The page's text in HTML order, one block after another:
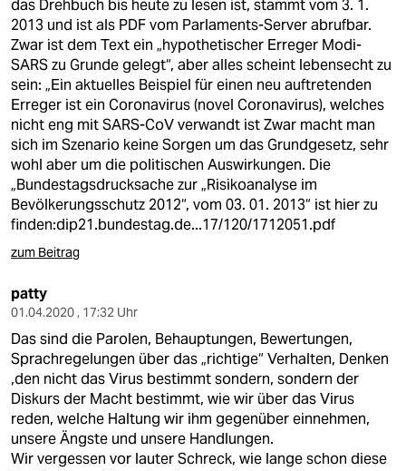
das Drehbuch bis heute zu lesen ist, stammt vom 3. 1.
2013 und ist als PDF vom Parlaments-Server abrufbar.
Zwar ist dem Text ein „hypothetischer Erreger Modi-
SARS zu Grunde gelegt“, aber alles scheint lebensecht zu
sein: „Ein aktuelles Beispiel für einen neu auftretenden
Erreger ist ein Coronavirus (novel Coronavirus), welches
nicht eng mit SARS-CoV verwandt ist Zwar macht man
sich im Szenario keine Sorgen um das Grundgesetz, sehr
wohl aber um die politischen Auswirkungen. Die
„Bundestagsdrucksache zur „Risikoanalyse im
Bevölkerungsschutz 2012“, vom 03. 01. 2013“ ist hier zu
finden:dip21.bundestag.de...17/120/1712051.pdf
zum Beitrag
patty
01.04.2020 , 17:32 Uhr
Das sind die Parolen, Behauptungen, Bewertungen,
Sprachregelungen über das „richtige“ Verhalten, Denken
,den nicht das Virus bestimmt sondern, sondern der
Diskurs der Macht bestimmt, wie wir über das Virus
reden, welche Haltung wir ihm gegenüber einnehmen,
unsere Ängste und unsere Handlungen.
Wir vergessen vor lauter Schreck, wie lange schon diese